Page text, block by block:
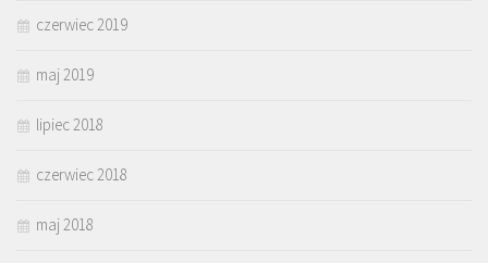
czerwiec 2019
maj 2019
lipiec 2018
czerwiec 2018
maj 2018